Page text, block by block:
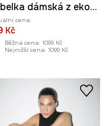
Kabelka dámská z ekokůže
cena:
Kč
Běžná cena: 1099 Kč
Nejnižší cena: 1099 Kč